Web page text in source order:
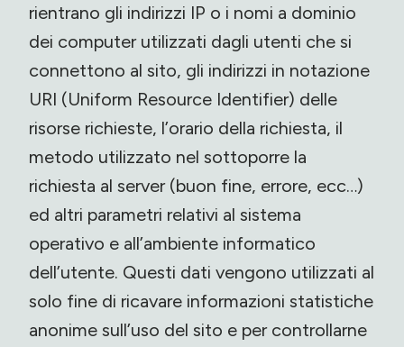
rientrano gli indirizzi IP o i nomi a dominio
dei computer utilizzati dagli utenti che si
connettono al sito, gli indirizzi in notazione
URI (Uniform Resource Identifier) delle
risorse richieste, l’orario della richiesta, il
metodo utilizzato nel sottoporre la
richiesta al server (buon fine, errore, ecc…)
ed altri parametri relativi al sistema
operativo e all’ambiente informatico
dell’utente. Questi dati vengono utilizzati al
solo fine di ricavare informazioni statistiche
anonime sull’uso del sito e per controllarne